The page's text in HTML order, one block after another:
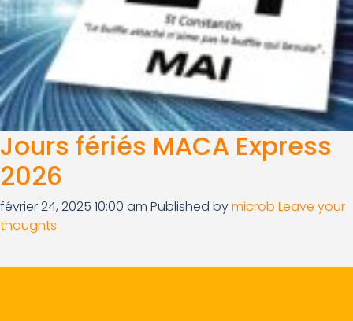
Jours fériés MACA Express
2026
février 24, 2025 10:00 am Published bymicrob Leave your
thoughts